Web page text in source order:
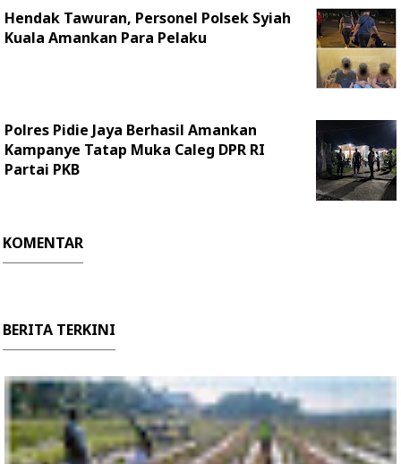
Hendak Tawuran, Personel Polsek Syiah
Kuala Amankan Para Pelaku
Polres Pidie Jaya Berhasil Amankan
Kampanye Tatap Muka Caleg DPR RI
Partai PKB
KOMENTAR
BERITA TERKINI